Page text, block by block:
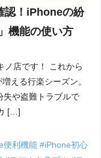
認！iPhoneの紛
機能の使い方
ノ店です！ これから
える行楽シーズン。
失や盗難トラブルで
[…]
便利機能#iPhone初心